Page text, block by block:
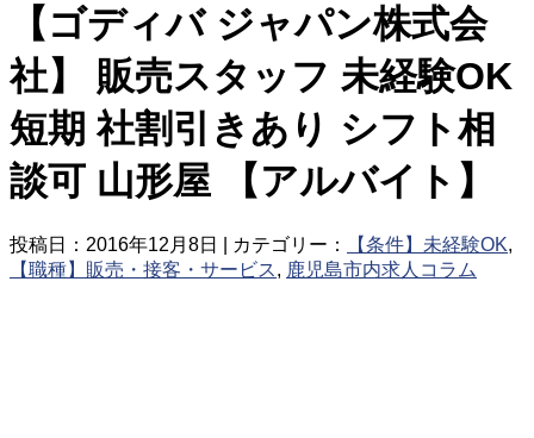
【ゴディバ ジャパン株式会
社】 販売スタッフ 未経験OK
短期 社割引きあり シフト相
談可 山形屋 【アルバイト】
投稿日：2016年12月8日 | カテゴリー： 【条件】未経験OK,
【職種】販売・接客・サービス, 鹿児島市内求人コラム